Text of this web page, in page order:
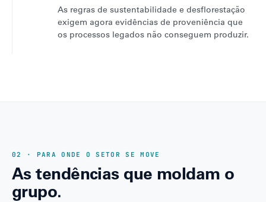
As regras de sustentabilidade e desflorestação
exigem agora evidências de proveniência que
os processos legados não conseguem produzir.
02 · PARA ONDE O SETOR SE MOVE
As tendências que moldam o
grupo.